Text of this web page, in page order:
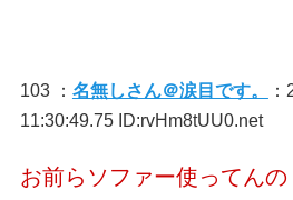
103 ： 名無しさん＠涙目です。
11:30:49.75 ID:rvHm8tUU0.net
お前らソファー使ってんの